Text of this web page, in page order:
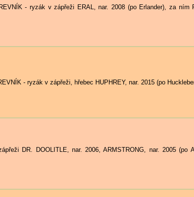
- ryzák v zápřeži ERAL, nar. 2008 (po Erlander), za ním
- ryzák v zápřeži, hřebec HUPHREY, nar. 2015 (po
DR. DOOLITLE, nar. 2006, ARMSTRONG, nar. 2005 (po